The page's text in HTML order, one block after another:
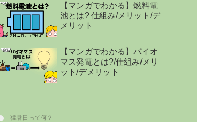
【マンガでわかる】燃料電
池とは? 仕組み/メリット/デ
メリット
【マンガでわかる】バイオ
マス発電とは?/仕組み/メリ
ット/デメリット
猛暑日って何？